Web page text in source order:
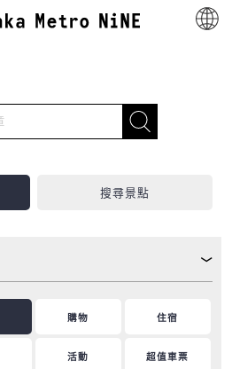
搜尋景點
購物 住宿
活動 超值車票